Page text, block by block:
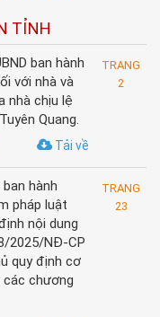
TỈNH
ban hành
với nhà và
nhà chịu lệ
Quang.
Tải về
TRANG
2
hành
pháp luật
nội dung
2025/NĐ-CP
quy định cơ
chương
TRANG
23